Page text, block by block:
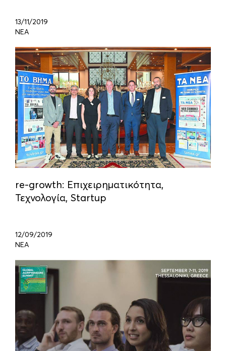
13/11/2019
ΝΕΑ
re-growth: Επιχειρηματικότητα,
Τεχνολογία, Startup
12/09/2019
ΝΕΑ